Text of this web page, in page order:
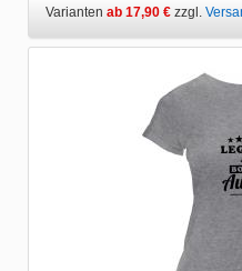
Varianten ab 17,90 € zzgl.